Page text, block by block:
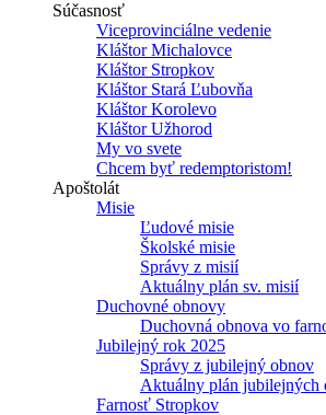
Súčasnosť
Viceprovinciálne vedenie
Kláštor Michalovce
Kláštor Stropkov
Kláštor Stará Ľubovňa
Kláštor Korolevo
Kláštor Užhorod
My vo svete
Chcem byť redemptoristom!
Apoštolát
Misie
Ľudové misie
Školské misie
Správy z misií
Aktuálny plán sv. misií
Duchovné obnovy
Duchovná obnova vo
Jubilejný rok 2025
Správy z jubilejný obnov
Aktuálny plán jubilejných
Farnosť Stropkov